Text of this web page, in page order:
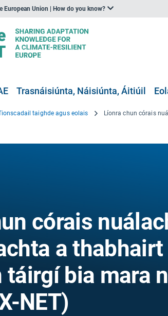
European Union | How do you know?
Trasnáisiúnta, Náisiúnta, Áitiúil
taighde agus eolais
córais
a
táirgí bia mara
NET)